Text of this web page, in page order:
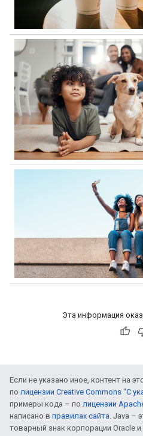
Эта информация
Если не указано иное, контент на
по лицензии Creative Commons "С
примеры кода – по лицензии
написано в правилах сайта . Java –
товарный знак корпорации Oracle